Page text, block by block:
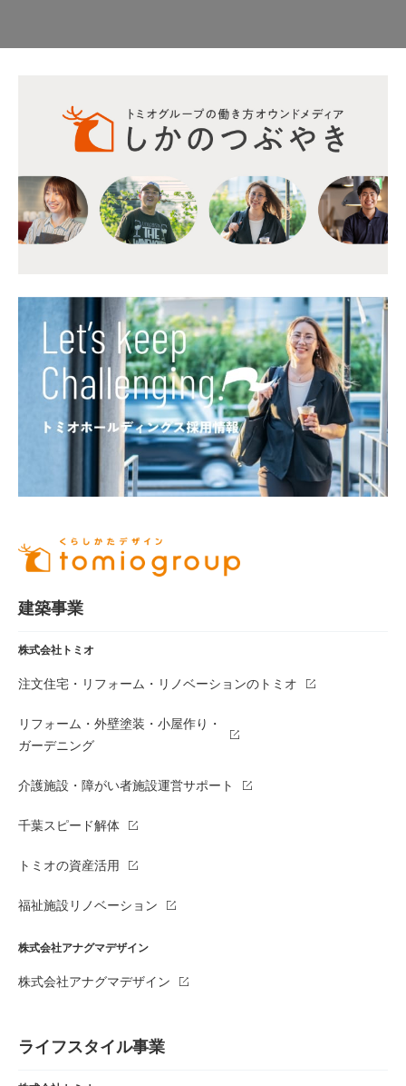
建築事業
株式会社トミオ
注文住宅・リフォーム・リノベーションのトミオ
リフォーム・外壁塗装・小屋作り・
ガーデニング
介護施設・障がい者施設運営サポート
千葉スピード解体
トミオの資産活用
福祉施設リノベーション
株式会社アナグマデザイン
株式会社アナグマデザイン
ライフスタイル事業